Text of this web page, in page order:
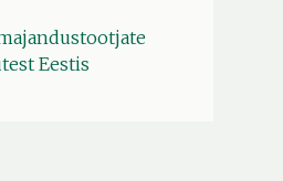
Eestis